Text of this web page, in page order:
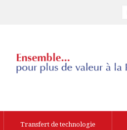
Transfert de technologie